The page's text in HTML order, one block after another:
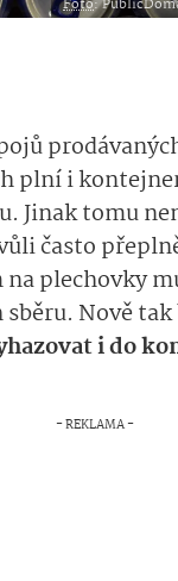
plní i
Jinak tomu
často
plechovky
Nově
i do